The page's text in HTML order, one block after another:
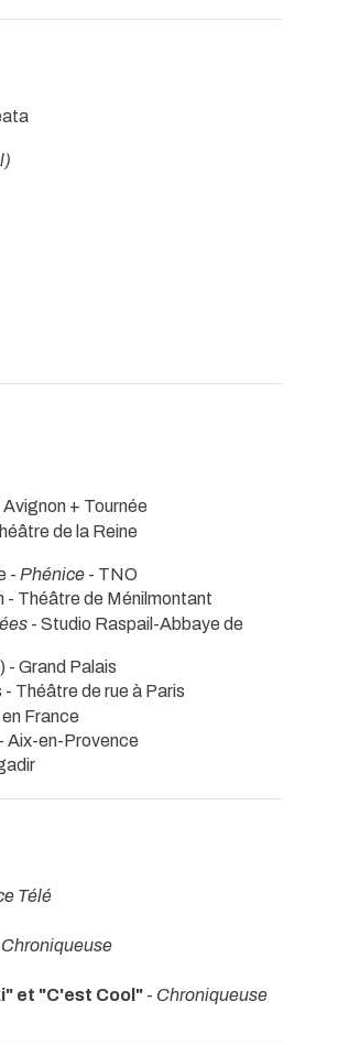
+ Tournée
de la Reine
- Phénice - TNO
- Théâtre de Ménilmontant
- Studio Raspail-Abbaye de
- Grand Palais
- Théâtre de rue à Paris
France
- Aix-en-Provence
Télé
Chroniqueuse
et "C'est Cool" - Chroniqueuse